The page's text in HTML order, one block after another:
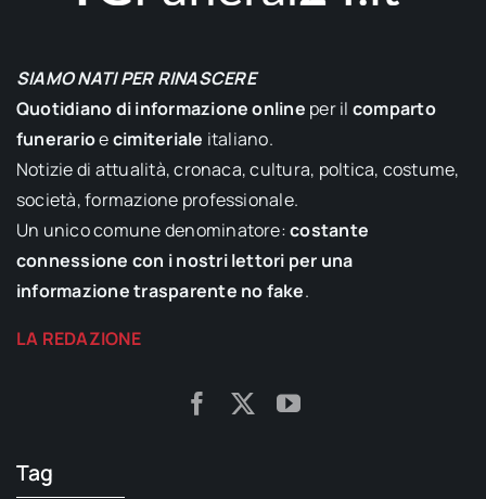
SIAMO NATI PER RINASCERE
Quotidiano di informazione online per il comparto
funerarioecimiteriale italiano.
Notizie di attualità, cronaca, cultura, poltica, costume,
società, formazione professionale.
Un unico comune denominatore:costante
connessione con i nostri lettori per una
informazione trasparente no fake.
LA REDAZIONE
Tag